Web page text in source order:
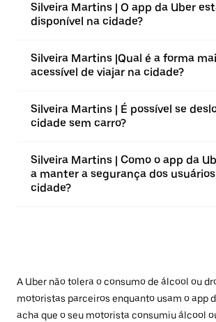
Silveira Martins | O app da Uber
disponível na cidade?
Silveira Martins |⁠Qual é a forma
acessível de viajar na cidade?
Silveira Martins | É possível se
cidade sem carro?
Silveira Martins | Como o app da
a manter a segurança dos
cidade?
A Uber não tolera o consumo de álcool ou
motoristas parceiros enquanto usam o app
acha que o seu motorista consumiu álcool